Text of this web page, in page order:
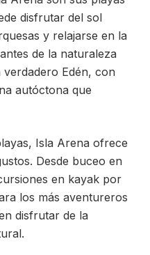
disfrutar del sol
y relajarse en la
de la naturaleza
Edén, con
autóctona que
Isla Arena ofrece
Desde buceo en
en kayak por
los más aventureros
disfrutar de la